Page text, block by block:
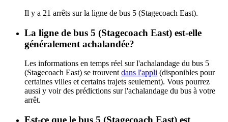
Il y a 21 arrêts sur la ligne de bus 5 (Stagecoach East).
La ligne de bus 5 (Stagecoach East) est-elle
généralement achalandée?
Les informations en temps réel sur l'achalandage du bus 5
(Stagecoach East) se trouvent dans l'appli (disponibles pour
certaines villes et certains trajets seulement). Vous pourrez
aussi y voir des prédictions sur l'achalandage du bus à votre
arrêt.
Est-ce que le bus 5 (Stagecoach East) est